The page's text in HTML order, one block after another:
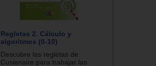
Regletas 2. Cálculo y
algoritmos (0-10)
Descubre las regletas de
Cusienaire para trabajar las